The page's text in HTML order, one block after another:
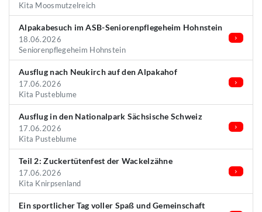
Kita Moosmutzelreich
Alpakabesuch im ASB-Seniorenpflegeheim Hohnstein
18.06.2026
Seniorenpflegeheim Hohnstein
Ausflug nach Neukirch auf den Alpakahof
17.06.2026
Kita Pusteblume
Ausflug in den Nationalpark Sächsische Schweiz
17.06.2026
Kita Pusteblume
Teil 2: Zuckertütenfest der Wackelzähne
17.06.2026
Kita Knirpsenland
Ein sportlicher Tag voller Spaß und Gemeinschaft